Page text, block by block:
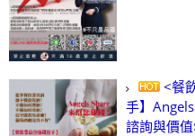
<餐
手】
諮詢與價